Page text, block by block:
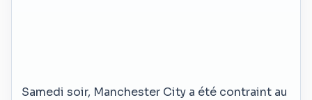
Samedi soir, Manchester City a été contraint au